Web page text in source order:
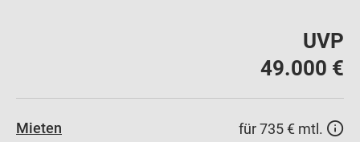
UVP
49.000 €
Mieten für 735 € mtl.